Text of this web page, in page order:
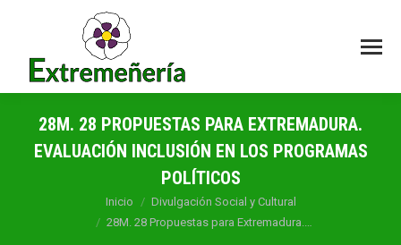
28M. 28 PROPUESTAS PARA EXTREMADURA.
EVALUACIÓN INCLUSIÓN EN LOS PROGRAMAS
POLÍTICOS
Inicio
Divulgación Social y Cultural
28M. 28 Propuestas para Extremadura.…